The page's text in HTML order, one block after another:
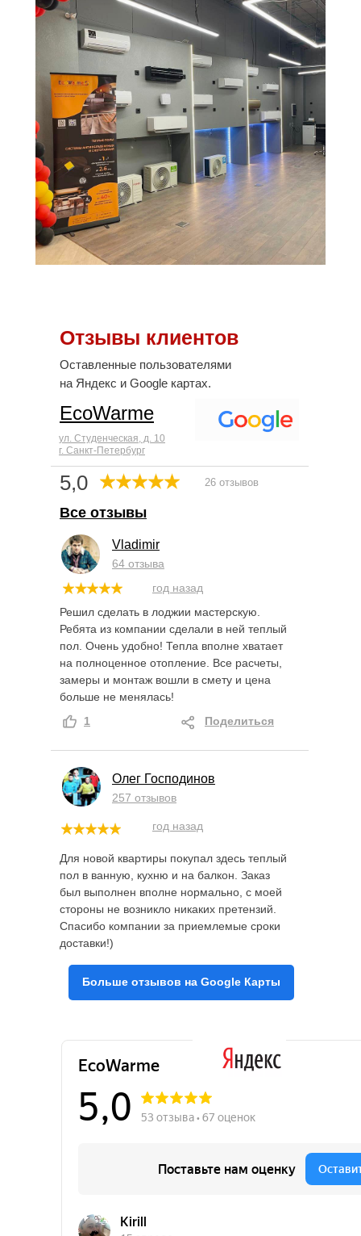
Отзывы клиентов
Оставленные пользователями
на Яндекс и Google картах.
5,0 26 отзывов
ул. Студенческая, д. 10
г. Санкт-Петербург
EcoWarme
год назад
Vladimir
64 отзыва
Все отзывы
Решил сделать в лоджии мастерскую.
Ребята из компании сделали в ней теплый
пол. Очень удобно! Тепла вполне хватает
на полноценное отопление. Все расчеты,
замеры и монтаж вошли в смету и цена
больше не менялась!
1
Поделиться
год назад
Олег Господинов
257 отзывов
Для новой квартиры покупал здесь теплый
пол в ванную, кухню и на балкон. Заказ
был выполнен вполне нормально, с моей
стороны не возникло никаких претензий.
Спасибо компании за приемлемые сроки
доставки!)
Больше отзывов на Google Карты